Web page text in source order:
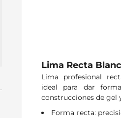
Lima Recta
Lima profesional
ideal para dar
construcciones de gel
Forma recta: